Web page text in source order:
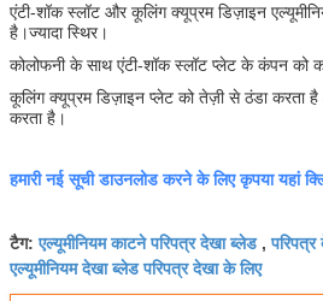
एंटी-शॉक स्लॉट और कूलिंग क्यूप्रम डिज़ाइन
है।ज्यादा स्थिर।
कोलोफनी के साथ एंटी-शॉक स्लॉट प्लेट के कंपन को
कूलिंग क्यूप्रम डिज़ाइन प्लेट को तेज़ी से ठंडा करता
करता है।
हमारी नई सूची डाउनलोड करने के लिए कृपया यहां
टैग:एल्यूमीनियम काटने परिपत्र देखा ब्लेड,
एल्यूमीनियम देखा ब्लेड परिपत्र देखा के लिए